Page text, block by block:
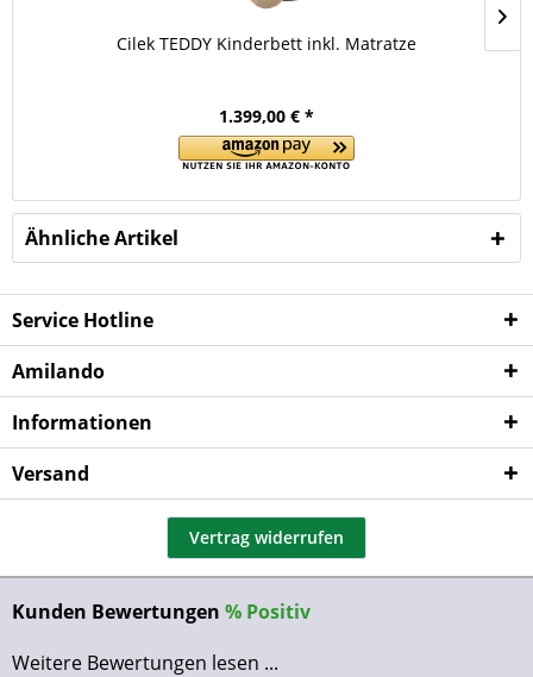
Cilek TEDDY Kinderbett inkl. Matratze
1.399,00 € *
Ähnliche Artikel
Service Hotline
Amilando
Informationen
Versand
Vertrag widerrufen
Kunden Bewertungen % Positiv
Weitere Bewertungen lesen ...